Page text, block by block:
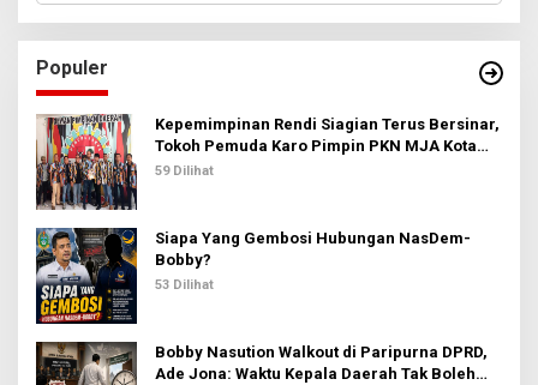
A
K
S
i
u
n
t
u
k
:
Populer
Kepemimpinan Rendi Siagian Terus Bersinar,
Tokoh Pemuda Karo Pimpin PKN MJA Kota
Medan
59 Dilihat
Siapa Yang Gembosi Hubungan NasDem-
Bobby?
53 Dilihat
Bobby Nasution Walkout di Paripurna DPRD,
Ade Jona: Waktu Kepala Daerah Tak Boleh